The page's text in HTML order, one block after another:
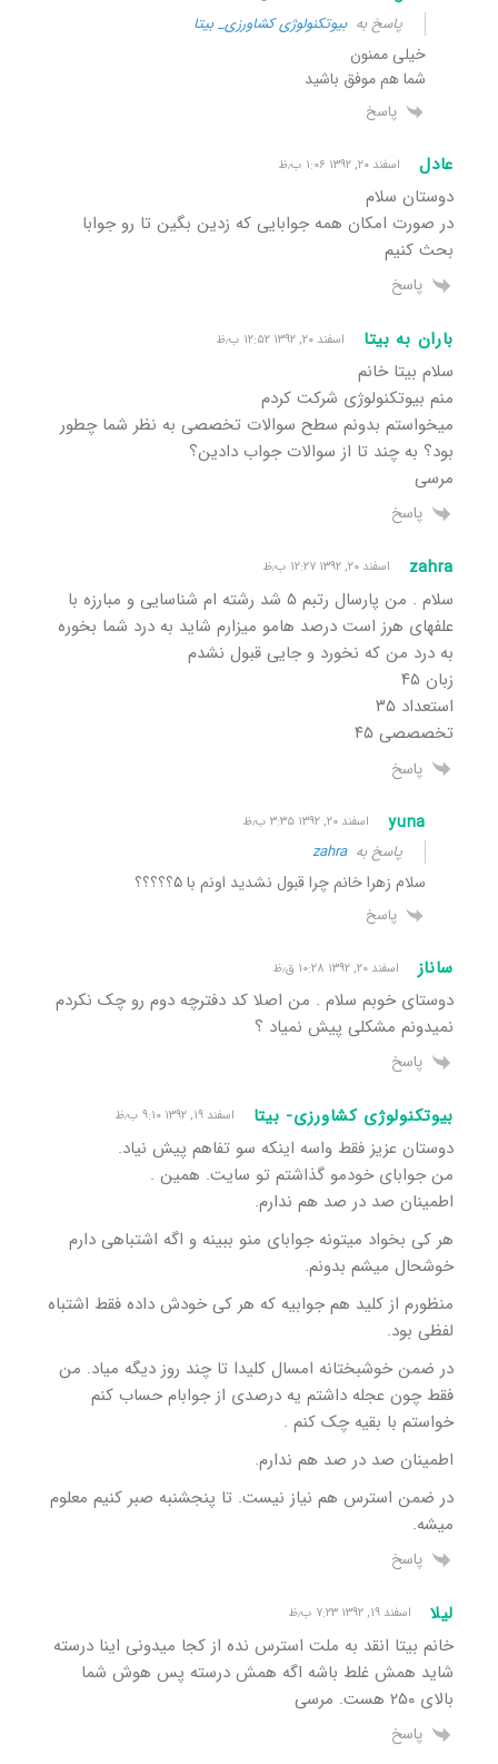
پاسخ بهبیوتکنولوژی کشاورزی_ بیتا
خیلی ممنون
شما هم موفق باشید
پاسخ
عادل اسفند ۲۰, ۱۳۹۲ ۱:۰۶ ب٫ظ
دوستان سلام
در صورت امکان همه جوابایی که زدین بگین تا رو جوابا
بحث کنیم
پاسخ
باران به بیتا اسفند ۲۰, ۱۳۹۲ ۱۲:۵۲ ب٫ظ
سلام بیتا خانم
منم بیوتکنولوژی شرکت کردم
میخواستم بدونم سطح سوالات تخصصی به نظر شما چطور
بود؟ به چند تا از سوالات جواب دادین؟
مرسی
پاسخ
zahra اسفند ۲۰, ۱۳۹۲ ۱۲:۲۷ ب٫ظ
سلام . من پارسال رتبم ۵ شد رشته ام شناسایی و مبارزه با
علفهای هرز است درصد هامو میزارم شاید به درد شما بخوره
به درد من که نخورد و جایی قبول نشدم
زبان ۴۵
استعداد ۳۵
تخصصصی ۴۵
پاسخ
yuna اسفند ۲۰, ۱۳۹۲ ۳:۳۵ ب٫ظ
پاسخ بهzahra
سلام زهرا خانم چرا قبول نشدید اونم با ۵؟؟؟؟؟
پاسخ
ساناز اسفند ۲۰, ۱۳۹۲ ۱۰:۲۸ ق٫ظ
دوستای خوبم سلام . من اصلا کد دفترچه دوم رو چک نکردم
نمیدونم مشکلی پیش نمیاد ؟
پاسخ
بیوتکنولوژی کشاورزی- بیتا اسفند ۱۹, ۱۳۹۲ ۹:۱۰ ب٫ظ
دوستان عزیز فقط واسه اینکه سو تفاهم پیش نیاد.
من جوابای خودمو گذاشتم تو سایت. همین .
اطمینان صد در صد هم ندارم.
هر کی بخواد میتونه جوابای منو ببینه و اگه اشتباهی دارم
خوشحال میشم بدونم.
منظورم از کلید هم جوابیه که هر کی خودش داده فقط اشتباه
لفظی بود.
در ضمن خوشبختانه امسال کلیدا تا چند روز دیگه میاد. من
فقط چون عجله داشتم یه درصدی از جوابام حساب کنم
خواستم با بقیه چک کنم .
اطمینان صد در صد هم ندارم.
در ضمن استرس هم نیاز نیست. تا پنجشنبه صبر کنیم معلوم
میشه.
پاسخ
لیلا اسفند ۱۹, ۱۳۹۲ ۷:۲۳ ب٫ظ
خانم بیتا انقد به ملت استرس نده از کجا میدونی اینا درسته
شاید همش غلط باشه اگه همش درسته پس هوش شما
بالای ۲۵۰ هست. مرسی
پاسخ